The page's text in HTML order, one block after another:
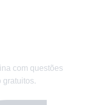
com questões
gratuitos.